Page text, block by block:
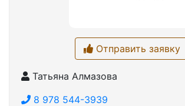
Отправить заявку
Татьяна Алмазова
8 978 544-3939